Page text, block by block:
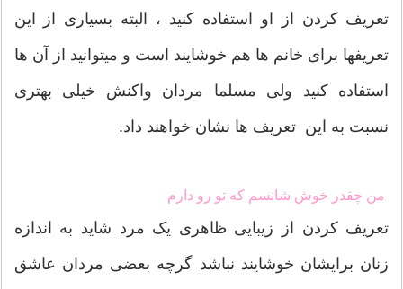
تعریف کردن از او استفاده کنید ، البته بسیاری از این
تعریفها برای خانم ها هم خوشایند است و میتوانید از آن ها
استفاده کنید ولی مسلما مردان واکنش خیلی بهتری
نسبت به این تعریف ها نشان خواهند داد.
من چقدر خوش شانسم که تو رو دارم
تعریف کردن از زیبایی ظاهری یک مرد شاید به اندازه
زنان برایشان خوشایند نباشد گرچه بعضی مردان عاشق